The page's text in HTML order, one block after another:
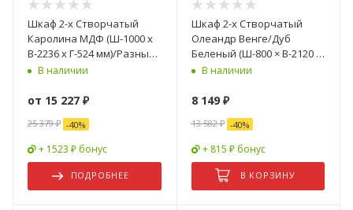
Шкаф 2-х Створчатый
Каролина МДФ (Ш-1000 х
В-2236 х Г-524 мм)/Разные
Цвета
В наличии
от 15 227 ₽
25 379 ₽ -40%
+ 1523 ₽ бонус
ПОДРОБНЕЕ
Шкаф 2-х Створчатый
Олеандр Венге/Дуб
Беленый (Ш-800 × В-2120 ×
Г-470 мм)
В наличии
8 149₽
13 582₽ -40%
+ 815 ₽ бонус
В КОРЗИНУ